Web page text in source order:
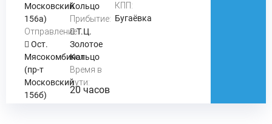
Московский
156а)
Отправление:
Ост.
Мясокомбинат
(пр-т
Московский
156б)
Кольцо
Прибытие:
Т.Ц.
Золотое
Кольцо
Время в
пути:
20 часов
КПП:
Бугаёвка